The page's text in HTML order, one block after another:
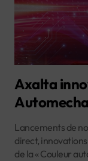
Axalta
Lancements de
direct,
de la « Couleur